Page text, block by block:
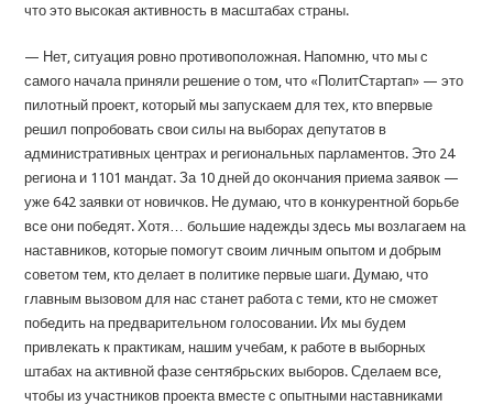
что это высокая активность в масштабах страны.
— Нет, ситуация ровно противоположная. Напомню, что мы с
самого начала приняли решение о том, что «ПолитСтартап» — это
пилотный проект, который мы запускаем для тех, кто впервые
решил попробовать свои силы на выборах депутатов в
административных центрах и региональных парламентов. Это 24
региона и 1101 мандат. За 10 дней до окончания приема заявок —
уже 642 заявки от новичков. Не думаю, что в конкурентной борьбе
все они победят. Хотя… большие надежды здесь мы возлагаем на
наставников, которые помогут своим личным опытом и добрым
советом тем, кто делает в политике первые шаги. Думаю, что
главным вызовом для нас станет работа с теми, кто не сможет
победить на предварительном голосовании. Их мы будем
привлекать к практикам, нашим учебам, к работе в выборных
штабах на активной фазе сентябрьских выборов. Сделаем все,
чтобы из участников проекта вместе с опытными наставниками